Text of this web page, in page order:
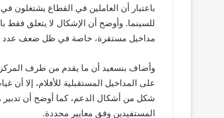
باعتبار أن العاملين في القطاع يشتغلون
للسينما. وأوضح أن الإشكال لا يتعلق فقط
مداخيل مستقرة، خاصة في ظل ضعف عدد
وأضاف بنسعيد أن ما يقدم من طرف المركز
على المداخيل المستقبلية للأفلام، إلا
شكل من أشكال الدعم، كما أوضح أن تدبير
المستفيدين وفق معايير محددة.